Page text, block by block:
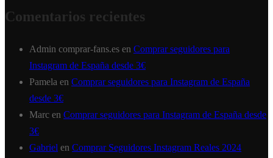
Comentarios recientes
Admin comprar-fans.es en Comprar seguidores para
Instagram de España desde 3€
Pamela en Comprar seguidores para Instagram de España
desde 3€
Marc en Comprar seguidores para Instagram de España desde
3€
Gabriel en Comprar Seguidores Instagram Reales 2024